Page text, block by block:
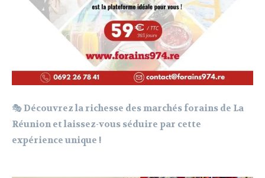
🎭Découvrez la richesse des marchés forains de La
Réunion et laissez-vous séduire par cette
expérience unique !